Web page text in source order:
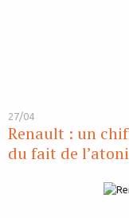
27/04
Renault : un
du fait de